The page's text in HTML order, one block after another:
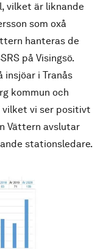
vilket är liknande
som oxå
hanteras de
på Visingsö.
insjöar i Tranås
kommun och
vilket vi ser positivt
Vättern avslutar
stationsledare.